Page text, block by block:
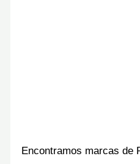
Encontramos marcas de